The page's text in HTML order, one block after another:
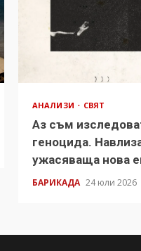
АНАЛИЗИ СВЯТ
Аз съм
геноцида.
ужасяваща нова
БАРИКАДА 24 юли 2026